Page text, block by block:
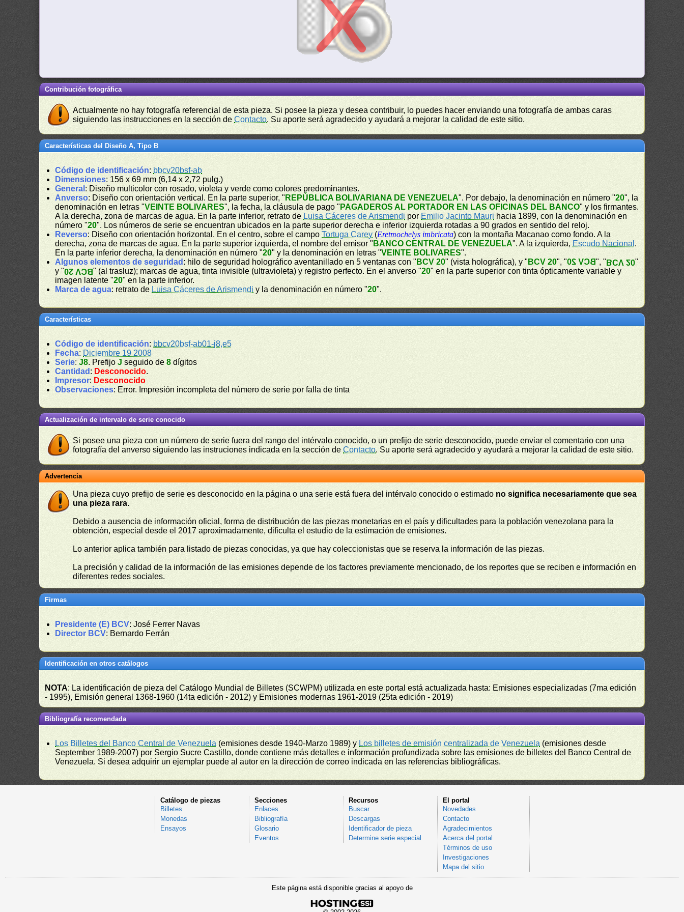
Contribución fotográfica
Actualmente no hay fotografía referencial de esta pieza. Si posee la pieza y desea contribuir, lo puedes hacer enviando una fotografía de ambas caras
siguiendo las instrucciones en la sección deContacto. Su aporte será agradecido y ayudará a mejorar la calidad de este sitio.
Características del Diseño A, Tipo B
Código de identificación: bbcv20bsf-ab
Dimensiones: 156 x 69 mm (6,14 x 2,72 pulg.)
General : Diseño multicolor con rosado, violeta y verde como colores predominantes.
Anverso: Diseño con orientación vertical. En la parte superior, " REPÚBLICA BOLIVARIANA DE VENEZUELA". Por debajo, la denominación en número "20", la
denominación en letras "VEINTE BOLIVARES", la fecha, la cláusula de pago " PAGADEROS AL PORTADOR EN LAS OFICINAS DEL BANCO" y los firmantes.
A la derecha, zona de marcas de agua. En la parte inferior, retrato de Luisa Cáceres de Arismendi por Emilio Jacinto Mauri hacia 1899, con la denominación en
número "20". Los números de serie se encuentran ubicados en la parte superior derecha e inferior izquierda rotadas a 90 grados en sentido del reloj.
Reverso: Diseño con orientación horizontal. En el centro, sobre el campoTortuga Carey (Eretmochelys imbricata) con la montaña Macanao como fondo. A la
derecha, zona de marcas de agua. En la parte superior izquierda, el nombre del emisor " BANCO CENTRAL DE VENEZUELA". A la izquierda, Escudo Nacional .
En la parte inferior derecha, la denominación en número "20" y la denominación en letras "VEINTE BOLIVARES".
Algunos elementos de seguridad : hilo de seguridad holográfico aventanillado en 5 ventanas con " BCV 20" (vista holográfica), y " BCV 20", "BCV 20", "BCV 20"
y "BCV 20" (al trasluz); marcas de agua, tinta invisible (ultravioleta) y registro perfecto. En el anverso "20" en la parte superior con tinta ópticamente variable y
imagen latente "20" en la parte inferior.
Marca de agua: retrato de Luisa Cáceres de Arismendi y la denominación en número "20".
Características
Código de identificación: bbcv20bsf-ab01-j8,e5
Fecha: Diciembre 19 2008
Serie:J8. PrefijoJ seguido de8 dígitos
Cantidad : Desconocido.
Impresor: Desconocido
Observaciones: Error. Impresión incompleta del número de serie por falla de tinta
Actualización de intervalo de serie conocido
Si posee una pieza con un número de serie fuera del rango del intérvalo conocido, o un prefijo de serie desconocido, puede enviar el comentario con una
fotografía del anverso siguiendo las instruciones indicada en la sección deContacto. Su aporte será agradecido y ayudará a mejorar la calidad de este sitio.
Advertencia
Una pieza cuyo prefijo de serie es desconocido en la página o una serie está fuera del intérvalo conocido o estimado no significa necesariamente que sea
una pieza rara.
Debido a ausencia de información oficial, forma de distribución de las piezas monetarias en el país y dificultades para la población venezolana para la
obtención, especial desde el 2017 aproximadamente, dificulta el estudio de la estimación de emisiones.
Lo anterior aplica también para listado de piezas conocidas, ya que hay coleccionistas que se reserva la información de las piezas.
La precisión y calidad de la información de las emisiones depende de los factores previamente mencionado, de los reportes que se reciben e información en
diferentes redes sociales.
Firmas
Presidente (E) BCV: José Ferrer Navas
Director BCV: Bernardo Ferrán
Identificación en otros catálogos
NOTA: La identificación de pieza del Catálogo Mundial de Billetes (SCWPM) utilizada en este portal está actualizada hasta: Emisiones especializadas (7ma edición
- 1995), Emisión general 1368-1960 (14ta edición - 2012) y Emisiones modernas 1961-2019 (25ta edición - 2019)
Bibliografía recomendada
Los Billetes del Banco Central de Venezuela (emisiones desde 1940-Marzo 1989) y Los billetes de emisión centralizada de Venezuela (emisiones desde
September 1989-2007) por Sergio Sucre Castillo, donde contiene más detalles e información profundizada sobre las emisiones de billetes del Banco Central de
Venezuela. Si desea adquirir un ejemplar puede al autor en la dirección de correo indicada en las referencias bibliográficas.
Catálogo de piezas
Billetes
Monedas
Ensayos
Secciones
Enlaces
Bibliografía
Glosario
Eventos
Recursos
Buscar
Descargas
Identificador de pieza
Determine serie especial
El portal
Novedades
Contacto
Agradecimientos
Acerca del portal
Términos de uso
Investigaciones
Mapa del sitio
Este página está disponible gracias al apoyo de